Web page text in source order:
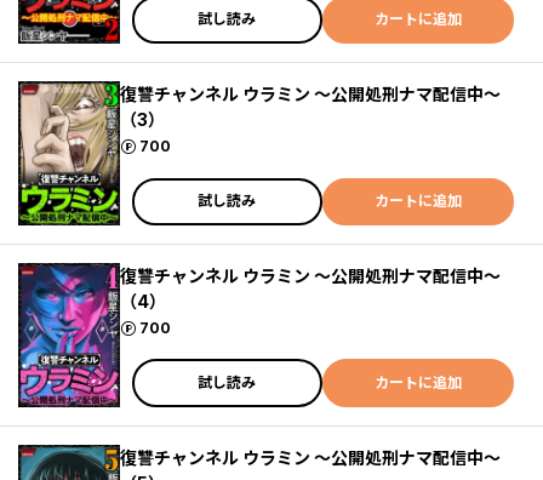
試し読み カートに追加
復讐チャンネル ウラミン ～公開処刑ナマ配信中～
（3）
700
ポイント
試し読み カートに追加
復讐チャンネル ウラミン ～公開処刑ナマ配信中～
（4）
700
ポイント
試し読み カートに追加
復讐チャンネル ウラミン ～公開処刑ナマ配信中～